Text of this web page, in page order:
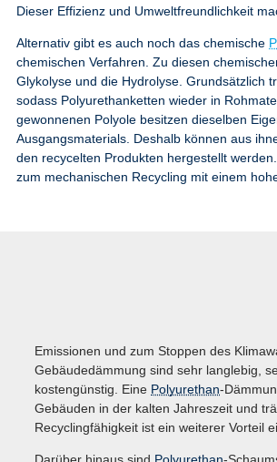
Dieser Effizienz und Umweltfreundlichkeit
Alternativ gibt es auch noch das chemische
chemischen Verfahren. Zu diesen
Glykolyse und die Hydrolyse. Grundsätzlich
sodass Polyurethanketten wieder in
gewonnenen Polyole besitzen dieselben
Ausgangsmaterials. Deshalb können aus
den recycelten Produkten hergestellt
zum mechanischen Recycling mit einem
Emissionen und zum Stoppen des
Gebäudedämmung sind sehr langlebig,
kostengünstig. Eine Polyurethan-
Gebäuden in der kalten Jahreszeit und
Recyclingfähigkeit ist ein weiterer Vorteil